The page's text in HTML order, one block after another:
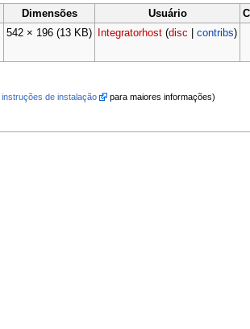
Dimensões Usuário
542 × 196 (13 KB) Integratorhost (disc contribs)
instruções de instalação para maiores informações)